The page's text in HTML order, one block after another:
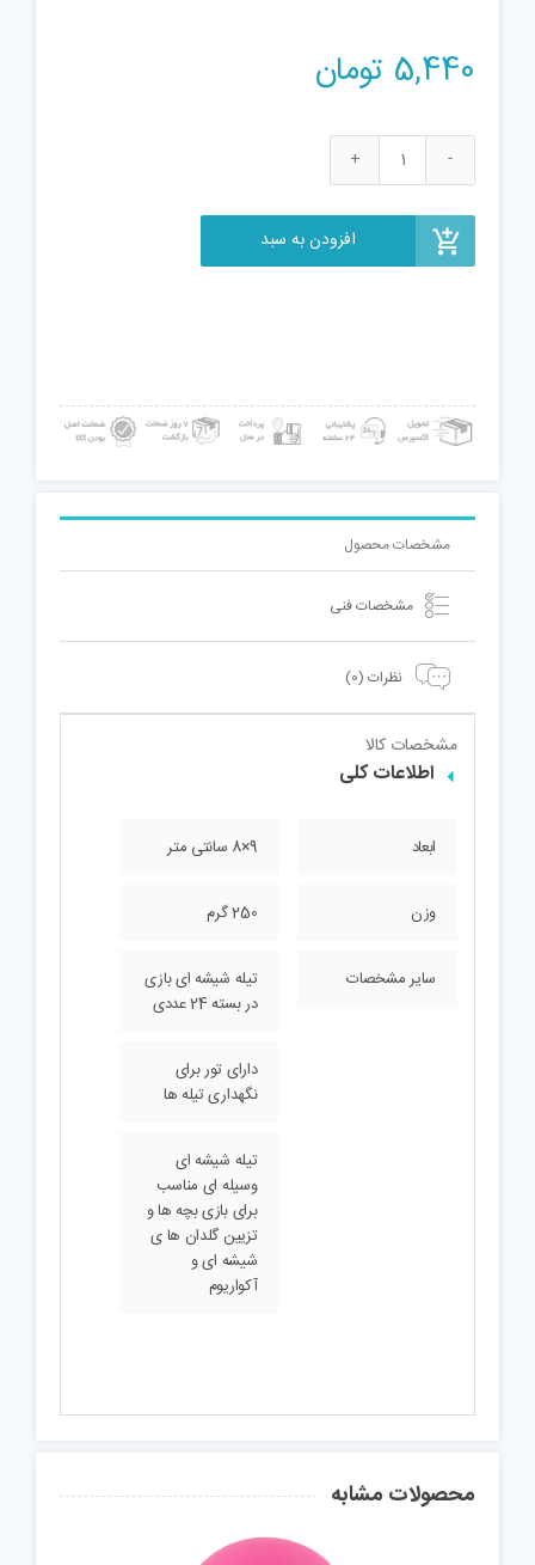
5,440 تومان
تیله
افزودن به سبد
مشخصات محصول
مشخصات فنی
نظرات (0)
مشخصات کالا
اطلاعات کلی
ابعاد 9×8 سانتی متر
وزن 250 گرم
سایر مشخصات
تیله شیشه ای بازی
در بسته 24 عددی
دارای تور برای
نگهداری تیله ها
تیله شیشه ای
وسیله ای مناسب
برای بازی بچه ها و
تزیین گلدان ها ی
شیشه ای و
آکواریوم
محصولات مشابه